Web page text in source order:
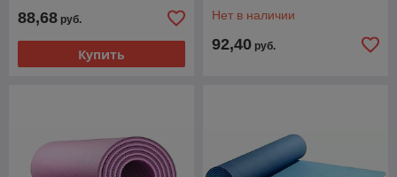
88,68 руб.
Купить
Нет в наличии
92,40 руб.